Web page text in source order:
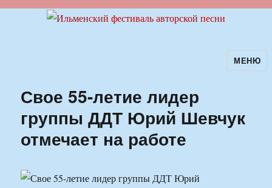
Ильменский фестиваль авторскойМЕНЮ
Свое 55-летие лидер
группы ДДТ Юрий Шевчук
отмечает на работе